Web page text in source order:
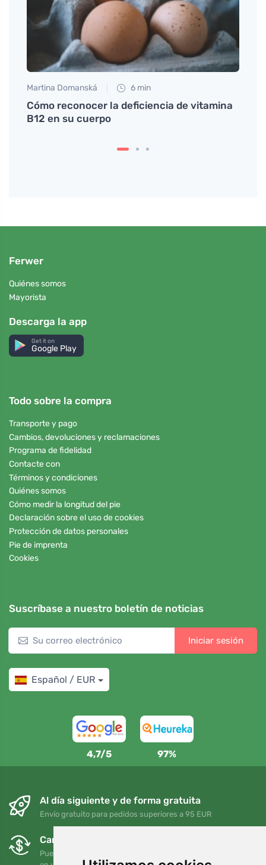
Martina Domanská 6 min
Cómo reconocer la deficiencia de vitamina
B12 en su cuerpo
Ferwer
Quiénes somos
Mayorista
Descarga la app
Get it on
Google Play
Todo sobre la compra
Transporte y pago
Cambios, devoluciones y reclamaciones
Programa de fidelidad
Contacte con
Términos y condiciones
Quiénes somos
Cómo medir la longitud del pie
Declaración sobre el uso de cookies
Protección de datos personales
Pie de imprenta
Cookies
Suscríbase a nuestro boletín de noticias
Iniciar sesión
Español / EUR
4,7/5 97%
Al día siguiente y de forma gratuita
Envío gratuito para pedidos superiores a 95 EUR
Cambios y devoluciones gratuitos
Puede devolver o cambiar su pedido en cualquier momento